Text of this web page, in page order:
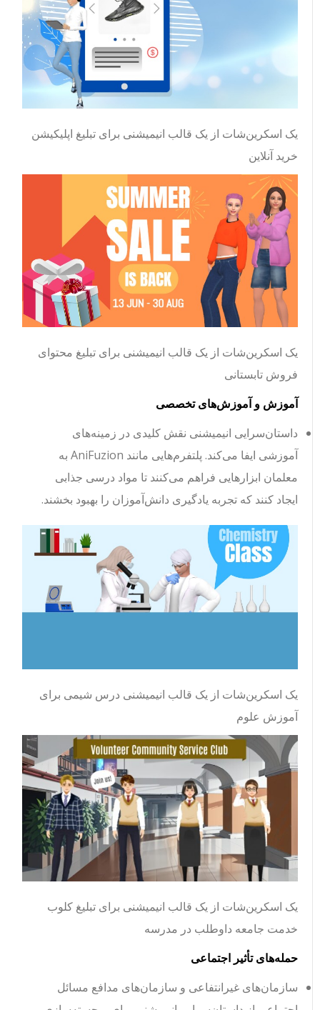
یک اسکرین‌شات از یک قالب انیمیشنی برای تبلیغ اپلیکیشن
خرید آنلاین
یک اسکرین‌شات از یک قالب انیمیشنی برای تبلیغ محتوای
فروش تابستانی
آموزش و آموزش‌های تخصصی
داستان‌سرایی انیمیشنی نقش کلیدی در زمینه‌های
آموزشی ایفا می‌کند. پلتفرم‌هایی مانند AniFuzion به
معلمان ابزارهایی فراهم می‌کنند تا مواد درسی جذابی
ایجاد کنند که تجربه یادگیری دانش‌آموزان را بهبود بخشند.
یک اسکرین‌شات از یک قالب انیمیشنی درس شیمی برای
آموزش علوم
یک اسکرین‌شات از یک قالب انیمیشنی برای تبلیغ کلوب
خدمت جامعه داوطلب در مدرسه
حمله‌های تأثیر اجتماعی
سازمان‌های غیرانتفاعی و سازمان‌های مدافع مسائل